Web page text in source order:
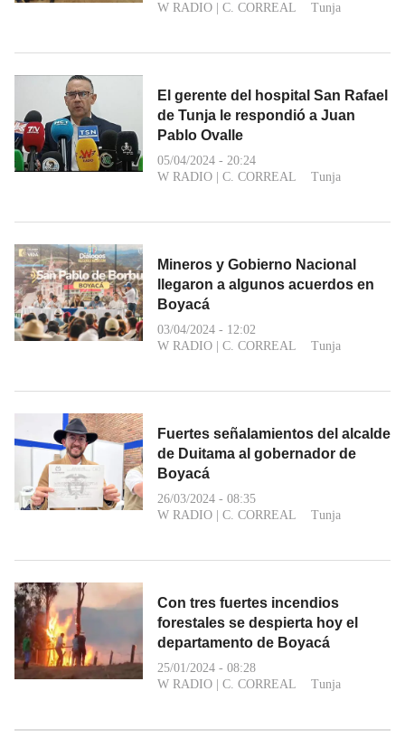
W RADIO
C. CORREAL Tunja
El gerente del hospital San Rafael
de Tunja le respondió a Juan
Pablo Ovalle
05/04/2024 - 20:24
W RADIO
C. CORREAL Tunja
Mineros y Gobierno Nacional
llegaron a algunos acuerdos en
Boyacá
03/04/2024 - 12:02
W RADIO
C. CORREAL Tunja
Fuertes señalamientos del alcalde
de Duitama al gobernador de
Boyacá
26/03/2024 - 08:35
W RADIO
C. CORREAL Tunja
Con tres fuertes incendios
forestales se despierta hoy el
departamento de Boyacá
25/01/2024 - 08:28
W RADIO
C. CORREAL Tunja